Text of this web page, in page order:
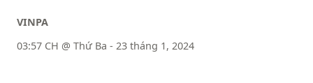
VINPA
03:57 CH @ Thứ Ba - 23 tháng 1, 2024